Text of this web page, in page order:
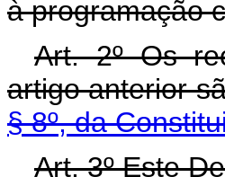
à programação
Art. 2º Os
artigo anterior
§ 8º, da
Art. 3º Este